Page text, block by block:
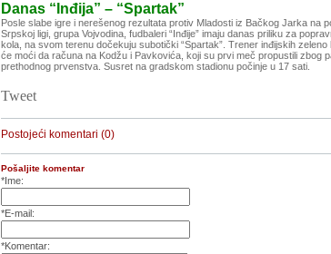
Danas “Inđija” – “Spartak”
Posle slabe igre i nerešenog rezultata protiv Mladosti iz Bačkog Jarka na
Srpskoj ligi, grupa Vojvodina, fudbaleri “Inđije” imaju danas priliku za
kola, na svom terenu dočekuju subotički “Spartak”. Trener inđijskih
će moći da računa na Kodžu i Pavkovića, koji su prvi meč propustili zbog
prethodnog prvenstva. Susret na gradskom stadionu počinje u 17 sati.
Tweet
Postojeći komentari (0)
Pošaljite komentar
*Ime:
*E-mail:
*Komentar: